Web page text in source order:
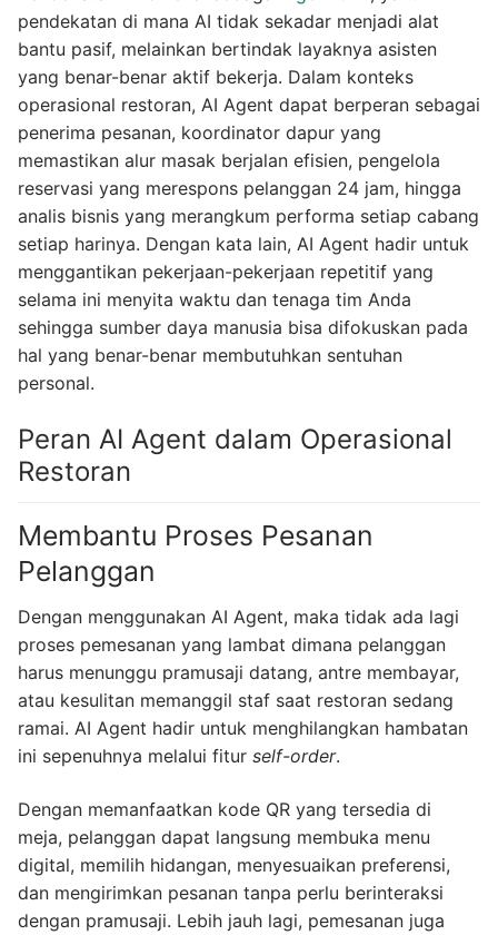
pendekatan di mana AI tidak sekadar menjadi alat
bantu pasif, melainkan bertindak layaknya asisten
yang benar-benar aktif bekerja. Dalam konteks
operasional restoran, AI Agent dapat berperan sebagai
penerima pesanan, koordinator dapur yang
memastikan alur masak berjalan efisien, pengelola
reservasi yang merespons pelanggan 24 jam, hingga
analis bisnis yang merangkum performa setiap cabang
setiap harinya. Dengan kata lain, AI Agent hadir untuk
menggantikan pekerjaan-pekerjaan repetitif yang
selama ini menyita waktu dan tenaga tim Anda
sehingga sumber daya manusia bisa difokuskan pada
hal yang benar-benar membutuhkan sentuhan
personal.
Peran AI Agent dalam Operasional
Restoran
Membantu Proses Pesanan
Pelanggan
Dengan menggunakan AI Agent, maka tidak ada lagi
proses pemesanan yang lambat dimana pelanggan
harus menunggu pramusaji datang, antre membayar,
atau kesulitan memanggil staf saat restoran sedang
ramai. AI Agent hadir untuk menghilangkan hambatan
ini sepenuhnya melalui fitur self-order.
Dengan memanfaatkan kode QR yang tersedia di
meja, pelanggan dapat langsung membuka menu
digital, memilih hidangan, menyesuaikan preferensi,
dan mengirimkan pesanan tanpa perlu berinteraksi
dengan pramusaji. Lebih jauh lagi, pemesanan juga